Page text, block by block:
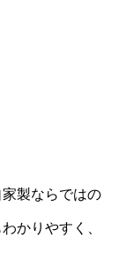
製ならではの
かりやすく、